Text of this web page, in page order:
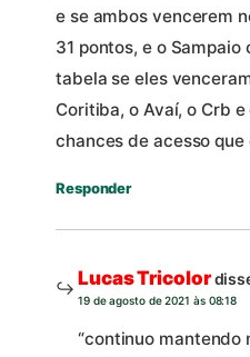
e se ambos vencerem
31 pontos, e o
tabela se eles
Coritiba, o Avaí, o Crb
chances de acesso que
Responder
Lucas Tricolor
19 de agosto de 2021 às 08:18
“continuo mantendo